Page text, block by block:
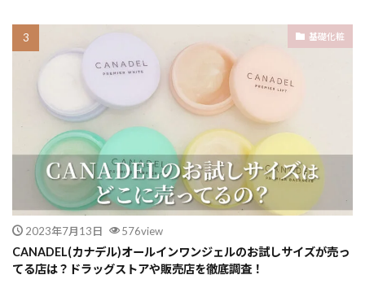
基礎化粧
2023年7月13日 576view
CANADEL(カナデル)オールインワンジェルのお試しサイズが売っ
てる店は？ドラッグストアや販売店を徹底調査！